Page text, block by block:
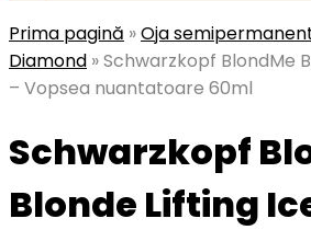
Prima pagină »Oja
Diamond »Schwarzkopf BlondMe
– Vopsea nuantatoare 60ml
Schwarzkopf
Blonde Lifting